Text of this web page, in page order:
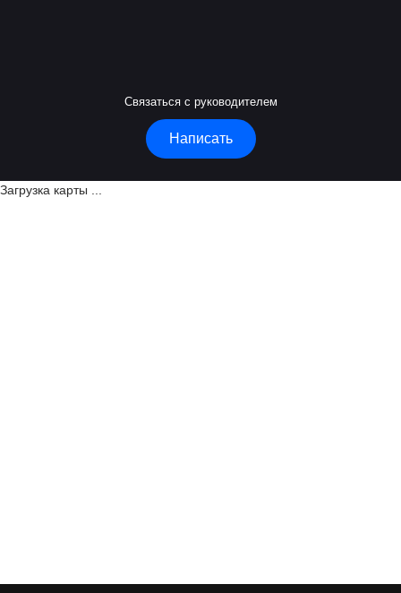
Связаться с руководителем
Написать
Загрузка карты ...